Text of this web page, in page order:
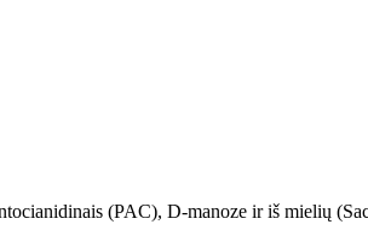
(PAC), D-manoze ir iš mielių